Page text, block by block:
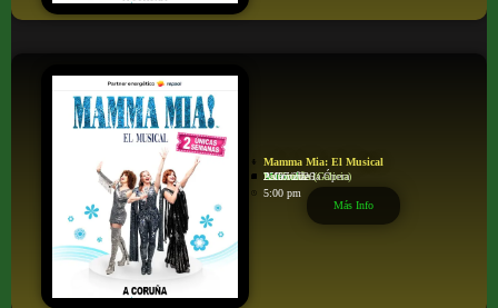
Mamma Mia: El Musical
Musical
Palacio de la Ópera
A Coruña
La Coruña (Galicia)
25/07/2026
5:00 pm
Más Info